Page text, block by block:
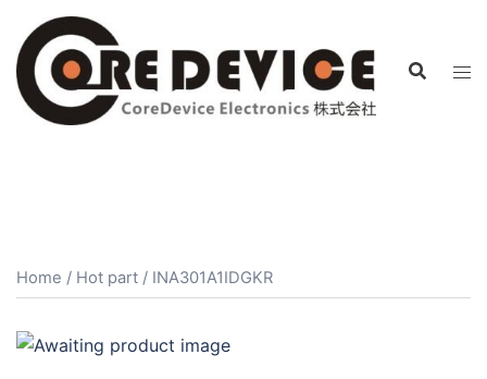
Home / Hot part / INA301A1IDGKR